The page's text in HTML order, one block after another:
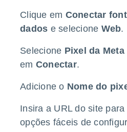
Clique em Conectar
dados e selecione Web.
Selecione Pixel da Meta
em Conectar.
Adicione o Nome do
Insira a URL do site
opções fáceis de